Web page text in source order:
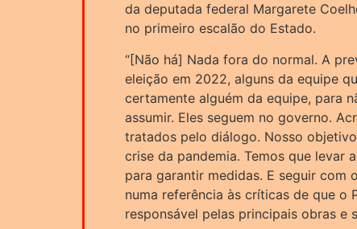
da deputada federal Margarete
no primeiro escalão do Estado.
“[Não há] Nada fora do normal. A
eleição em 2022, alguns da equipe
certamente alguém da equipe, para
assumir. Eles seguem no governo.
tratados pelo diálogo. Nosso
crise da pandemia. Temos que levar
para garantir medidas. E seguir com
numa referência às críticas de que o
responsável pelas principais obras e